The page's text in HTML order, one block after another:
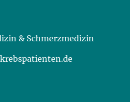
& Schmerzmedizin